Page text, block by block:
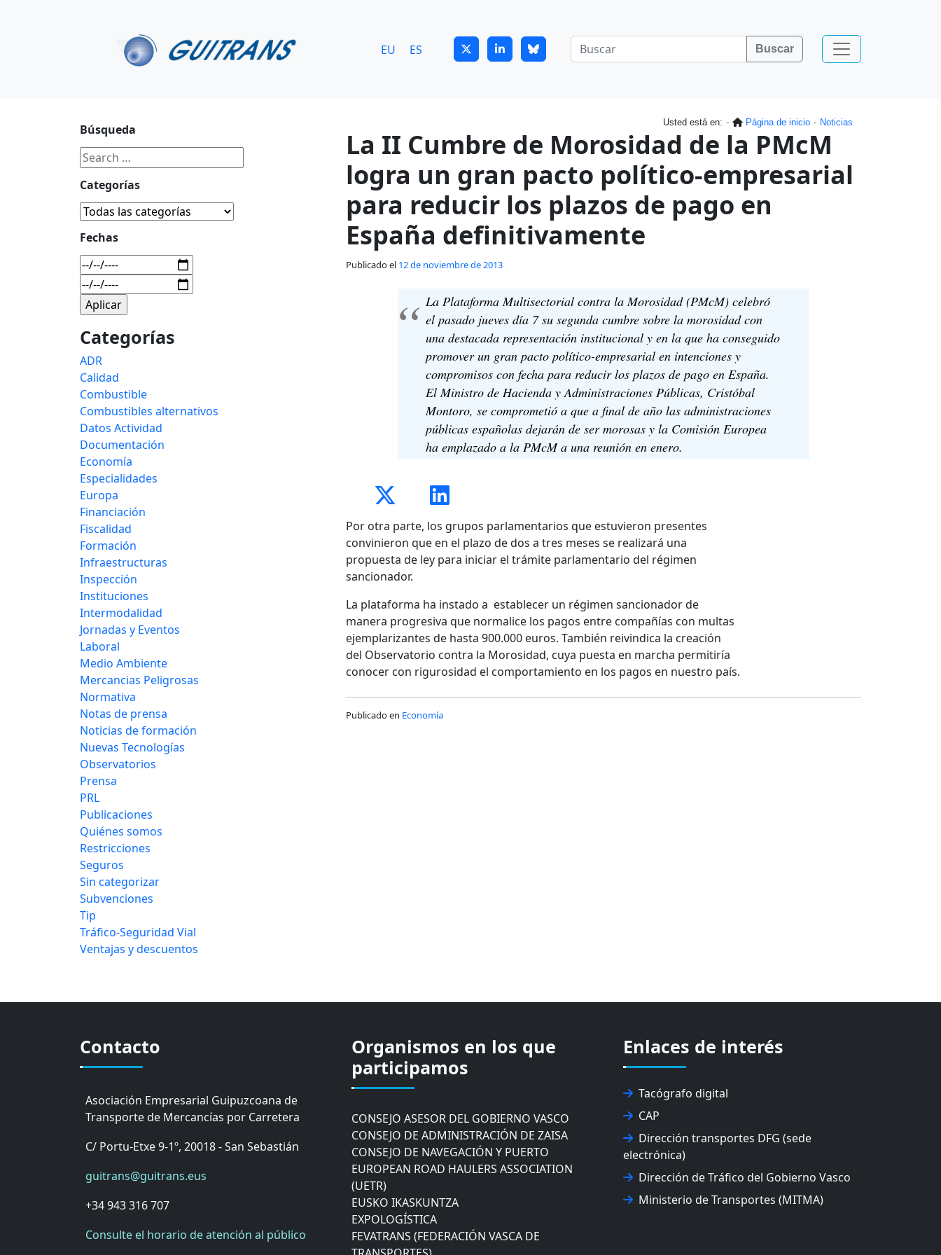
EU ES Buscar
Usted está en: Página de inicio Noticias
La II Cumbre de Morosidad de la PMcM
logra un gran pacto político-empresarial
para reducir los plazos de pago en
España definitivamente
Publicado el 12 de noviembre de 2013
La Plataforma Multisectorial contra la Morosidad (PMcM) celebró
el pasado jueves día 7 su segunda cumbre sobre la morosidad con
una destacada representación institucional y en la que ha conseguido
promover un gran pacto político-empresarial en intenciones y
compromisos con fecha para reducir los plazos de pago en España.
El Ministro de Hacienda y Administraciones Públicas, Cristóbal
Montoro, se comprometió a que a final de año las administraciones
públicas españolas dejarán de ser morosas y la Comisión Europea
ha emplazado a la PMcM a una reunión en enero.
Por otra parte, los grupos parlamentarios que estuvieron presentes
convinieron que en el plazo de dos a tres meses se realizará una
propuesta de ley para iniciar el trámite parlamentario del régimen
sancionador.
La plataforma ha instado a establecer un régimen sancionador de
manera progresiva que normalice los pagos entre compañías con multas
ejemplarizantes de hasta 900.000 euros. También reivindica la creación
del Observatorio contra la Morosidad, cuya puesta en marcha permitiría
conocer con rigurosidad el comportamiento en los pagos en nuestro país.
Publicado en Economía
Búsqueda
Categorías
Fechas
Categorías
ADR
Calidad
Combustible
Combustibles alternativos
Datos Actividad
Documentación
Economía
Especialidades
Europa
Financiación
Fiscalidad
Formación
Infraestructuras
Inspección
Instituciones
Intermodalidad
Jornadas y Eventos
Laboral
Medio Ambiente
Mercancias Peligrosas
Normativa
Notas de prensa
Noticias de formación
Nuevas Tecnologías
Observatorios
Prensa
PRL
Publicaciones
Quiénes somos
Restricciones
Seguros
Sin categorizar
Subvenciones
Tip
Tráfico-Seguridad Vial
Ventajas y descuentos
Contacto
Asociación Empresarial Guipuzcoana de
Transporte de Mercancías por Carretera
C/ Portu-Etxe 9-1º, 20018 - San Sebastián
guitrans@guitrans.eus
+34 943 316 707
Consulte el horario de atención al público
Organismos en los que
participamos
CÁMARA DE COMERCIO DE GIPUZKOA
COMISIÓN ASESORA DE MOVILIDAD DEL
AYUNTAMIENTO DE DONOSTIA
CONSEJO ASESOR DEL GOBIERNO VASCO
CONSEJO DE ADMINISTRACIÓN DE ZAISA
CONSEJO DE NAVEGACIÓN Y PUERTO
EUROPEAN ROAD HAULERS ASSOCIATION
(UETR)
EUSKO IKASKUNTZA
EXPOLOGÍSTICA
FEVATRANS (FEDERACIÓN VASCA DE
TRANSPORTES)
Enlaces de interés
Tacógrafo digital
CAP
Dirección transportes DFG (sede
electrónica)
Dirección de Tráfico del Gobierno Vasco
Ministerio de Transportes (MITMA)